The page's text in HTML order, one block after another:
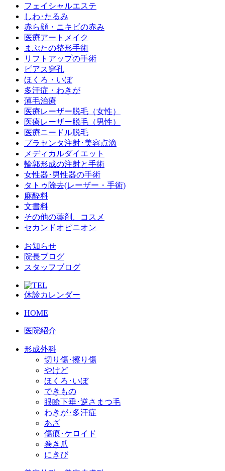
フェイシャルエステ
しわ･たるみ
赤ら顔・ニキビの赤み
医療アートメイク
まぶたの整形手術
リフトアップの手術
ピアス穿孔
ほくろ・いぼ
多汗症・わきが
薄毛治療
医療レーザー脱毛（女性）
医療レーザー脱毛（男性）
医療ニードル脱毛
プラセンタ注射･美容点滴
メディカルダイエット
輪郭形成の注射と手術
女性器･男性器の手術
タトゥ除去(レーザー・手術)
麻酔料
文書料
その他の薬剤、コスメ
セカンドオピニオン
お知らせ
院長ブログ
スタッフブログ
休診カレンダー
HOME
医院紹介
形成外科
切り傷･擦り傷
やけど
ほくろ･いぼ
できもの
眼瞼下垂･逆さまつ毛
わきが･多汗症
あざ
傷痕･ケロイド
巻き爪
にきび